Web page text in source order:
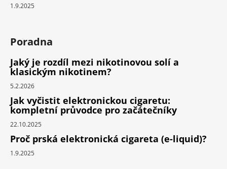
1.9.2025
Poradna
Jaký je rozdíl mezi nikotinovou solí a
klasickým nikotinem?
5.2.2026
Jak vyčistit elektronickou cigaretu:
kompletní průvodce pro začátečníky
22.10.2025
Proč prská elektronická cigareta (e-liquid)?
1.9.2025